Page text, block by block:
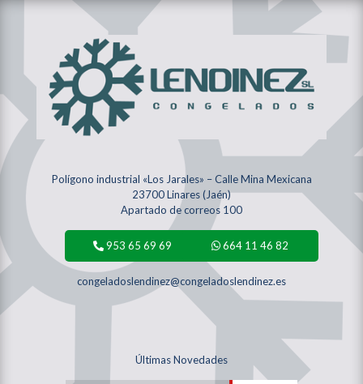
Polígono industrial «Los Jarales» – Calle Mina Mexicana
23700 Linares (Jaén)
Apartado de correos 100
953 65 69 69 664 11 46 82
congeladoslendinez@congeladoslendinez.es
Últimas Novedades